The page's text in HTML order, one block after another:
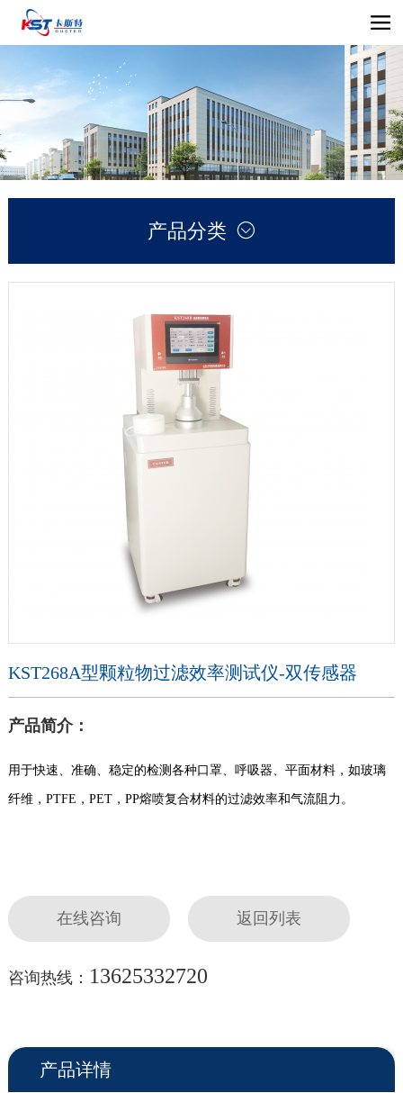
产品分类 
KST268A型颗粒物过滤效率测试仪-双传感器
产品简介：
用于快速、准确、稳定的检测各种口罩、呼吸器、平面材料，如玻璃
纤维，PTFE，PET，PP熔喷复合材料的过滤效率和气流阻力。
在线咨询 返回列表
咨询热线： 13625332720
产品详情